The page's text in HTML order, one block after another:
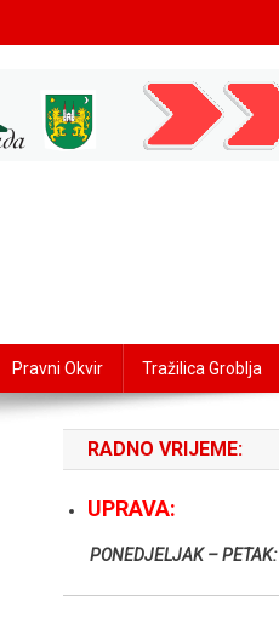
Pravni Okvir Tražilica Groblja
RADNO VRIJEME:
UPRAVA:
PONEDJELJAK – PETAK: